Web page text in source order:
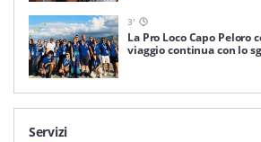
3'
La Pro Loco Capo Peloro
viaggio continua con lo
Servizi